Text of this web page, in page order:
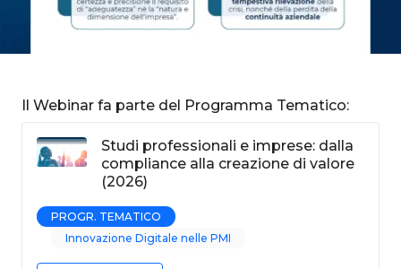
Il Webinar fa parte del Programma Tematico:
Studi professionali e imprese: dalla
compliance alla creazione di valore
(2026)
PROGR. TEMATICO
Innovazione Digitale nelle PMI